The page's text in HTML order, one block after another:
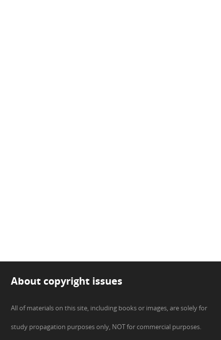
About copyright issues
All of materials on this site, including books or images, are solely for
study propagation purposes only, NOT for commercial purposes.